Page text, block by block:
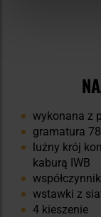
wykonana z
gramatura
luźny krój
kaburą IWB
wstawki z
4 kieszenie